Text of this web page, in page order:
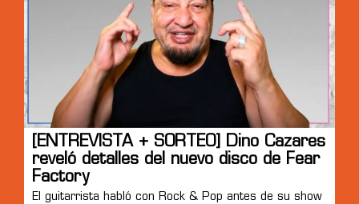
[ENTREVISTA + SORTEO] Dino Cazares
reveló detalles del nuevo disco de Fear
Factory
El guitarrista habló con Rock & Pop antes de su show